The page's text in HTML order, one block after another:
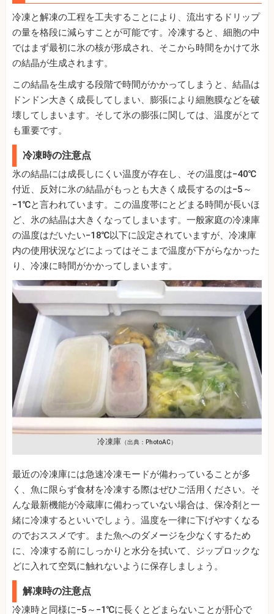
冷凍と解凍の工程を工夫することにより、流出するドリップ
の量を格段に減らすことが可能です。冷凍すると、細胞の中
ではまず最初に氷の核が形成され、そこから時間をかけて氷
の結晶が生成されます。
この結晶を生成する段階で時間がかかってしまうと、結晶は
ドンドン大きく成長してしまい、膨張により細胞膜などを破
壊してしまいます。そして氷の膨張に関しては、温度がとて
も重要です。
冷凍時の注意点
氷の結晶には成長しにくい温度が存在し、その温度は−40℃
付近、反対に氷の結晶がもっとも大きく成長するのは−5～
−1℃と言われています。この温度帯にとどまる時間が長いほ
ど、氷の結晶は大きくなってしまいます。一般家庭の冷凍庫
の温度はだいたい−18℃以下に設定されていますが、冷凍庫
内の使用状況などによってはそこまで温度が下がらなかった
り、冷凍に時間がかかってしまいます。
冷凍庫 （出典：PhotoAC）
最近の冷凍庫には急速冷凍モードが備わっていることが多
く、魚に限らず食材を冷凍する際はぜひご活用ください。そ
んな最新機能が冷蔵庫に備わっていない場合は、保冷剤と一
緒に冷凍するといいでしょう。温度を一律に下げやすくなる
のでおススメです。また魚へのダメージを少なくするため
に、冷凍する前にしっかりと水分を拭いて、ジップロックな
どに入れて空気に触れないように保存しましょう。
解凍時の注意点
冷凍時と同様に−5～−1℃に長くとどまらないことが肝心で